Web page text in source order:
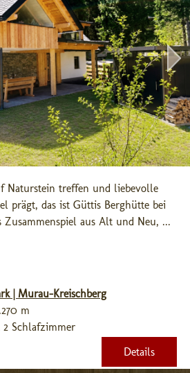
Naturstein treffen und liebevolle
prägt, das ist Güttis Berghütte bei
Zusammenspiel aus Alt und Neu, ...
| Murau-Kreischberg
m
Schlafzimmer
Details